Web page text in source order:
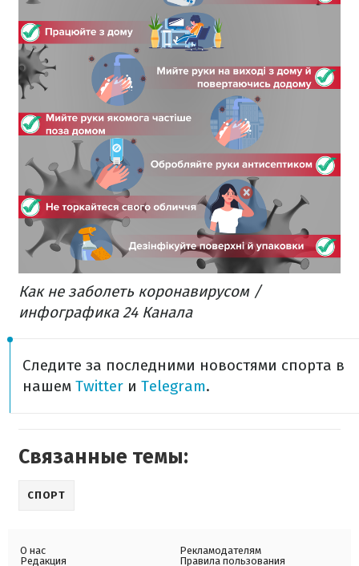
Как не заболеть коронавирусом /
инфографика 24 Канала
Следите за последними новостями спорта в
нашем Twitter и Telegram.
Связанные темы:
СПОРТ
О нас
Редакция
Рекламодателям
Правила пользования